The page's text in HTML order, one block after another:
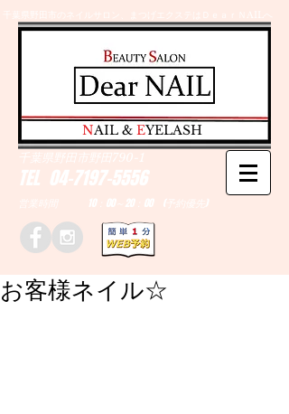
千葉県野田市のネイルサロン、まつげエクステはＤｅａｒＮAILへ
TEL 04-7197-5556
営業時間 10：00～20：00 (予約優先)
千葉県野田市野田790-1
​NAIL & EYELASH
お客様ネイル☆